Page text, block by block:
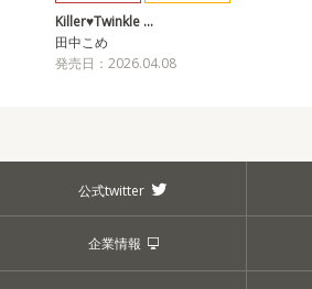
Killer♥Twinkle …
田中こめ
発売日：2026.04.08
公式twitter
企業情報